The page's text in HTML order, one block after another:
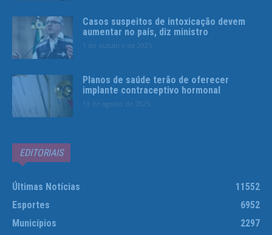
Casos suspeitos de intoxicação devem
aumentar no país, diz ministro
1 de outubro de 2025
Planos de saúde terão de oferecer
implante contraceptivo hormonal
13 de agosto de 2025
EDITORIAIS
Últimas Notícias
11552
Esportes
6952
Municípios
2297